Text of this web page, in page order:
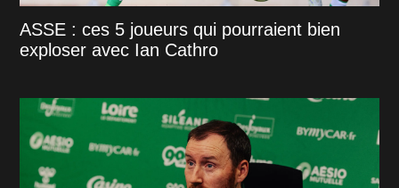
ASSE : ces 5 joueurs qui pourraient bien
exploser avec Ian Cathro